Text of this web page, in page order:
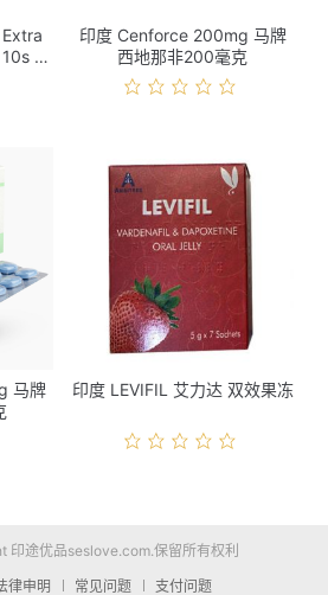
价
印度 Cenforce 200mg 马牌
西地那非200毫克
马牌
印度 LEVIFIL 艾力达 双效果冻
途优品seslove.com.保留所有权利
律申明 常见问题 支付问题